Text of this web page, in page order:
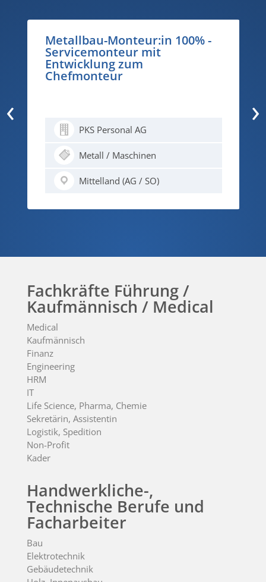
Metallbau-Monteur:in 100% -
Servicemonteur mit
Entwicklung zum
Chefmonteur
PKS Personal AG
Metall / Maschinen
Mittelland (AG / SO)
‹ ›
Fachkräfte Führung /
Kaufmännisch / Medical
Medical
Kaufmännisch
Finanz
Engineering
HRM
IT
Life Science, Pharma, Chemie
Sekretärin, Assistentin
Logistik, Spedition
Non-Profit
Kader
Handwerkliche-,
Technische Berufe und
Facharbeiter
Bau
Elektrotechnik
Gebäudetechnik